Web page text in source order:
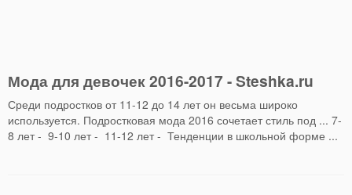
Мода для девочек 2016-2017 - Steshka.ru
Среди подростков от 11-12 до 14 лет он весьма широко
используется. Подростковая мода 2016 сочетает стиль под ...‎ 7-
8 лет - ‎ 9-10 лет - ‎ 11-12 лет - ‎ Тенденции в школьной форме ...